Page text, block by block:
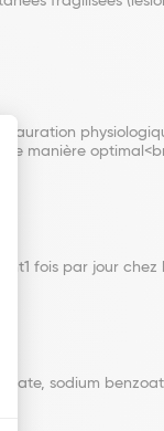
manière
fois par jour chez
sodium